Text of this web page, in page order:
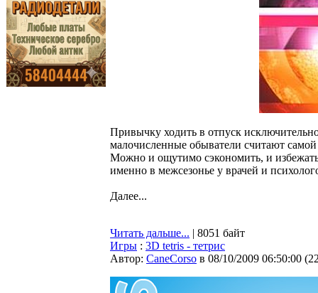
Привычку ходить в отпуск
малочисленные обыватели считают
Можно и ощутимо сэкономить, и избежать
именно в межсезонье у врачей и
Далее...
Читать дальше... | 8051 байт
Игры : 3D tetris - тетрис
Автор: CaneCorso в 08/10/2009 06:50:00 (